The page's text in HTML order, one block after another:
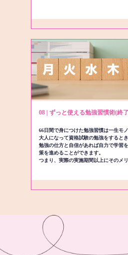
08 | ずっと使える勉強習慣術(終
66日間で身につけた勉強習慣は一生モノ
大人になって資格試験の勉強をすると
勉強の仕方と自信があれば自力で学習
策を進めることができます。
つまり、実際の実施期間以上にそのメ